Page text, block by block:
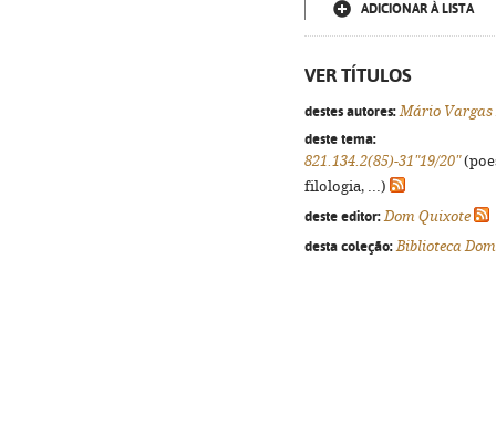
ADICIONAR À LISTA
VER TÍTULOS
destes autores: Mário Vargas
deste tema:
821.134.2(85)-31"19/20"
filologia, ...)
deste editor: Dom Quixote
desta coleção: Biblioteca